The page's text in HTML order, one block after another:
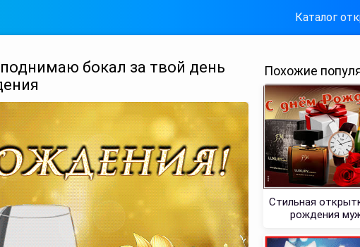
Каталог
бокал за твой день
Похожие
Стильная
рождения